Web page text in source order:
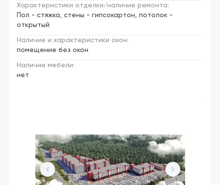
Характеристики отделки/наличие ремонта:
Пол - стяжка, стены - гипсокартон, потолок -
открытый
Наличие и характеристики окон:
помещение без окон
Наличие мебели:
нет